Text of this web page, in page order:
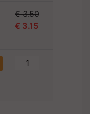
€ 3.50
€ 3.15